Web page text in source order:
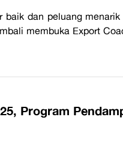
baik dan peluang
membuka Export
Program